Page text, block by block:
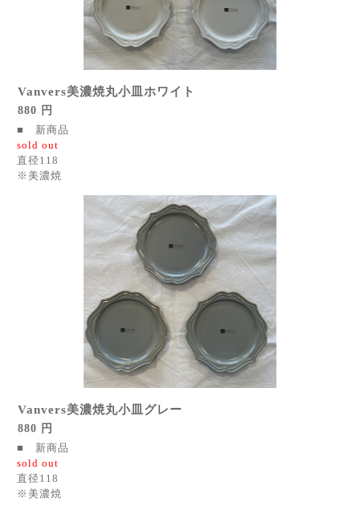
Vanvers美濃焼丸小皿ホワイト
880 円
■ 新商品
sold out
直径118
※美濃焼
Vanvers美濃焼丸小皿グレー
880 円
■ 新商品
sold out
直径118
※美濃焼